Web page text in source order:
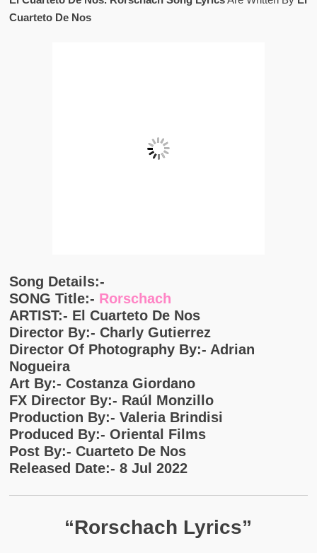
Cuarteto De Nos
Song Details:-
SONG Title:- Rorschach
ARTIST:- El Cuarteto De Nos
Director By:- Charly Gutierrez
Director Of Photography By:- Adrian
Nogueira
Art By:- Costanza Giordano
FX Director By:- Raúl Monzillo
Production By:- Valeria Brindisi
Produced By:- Oriental Films
Post By:- Cuarteto De Nos
Released Date:- 8 Jul 2022
“Rorschach Lyrics”